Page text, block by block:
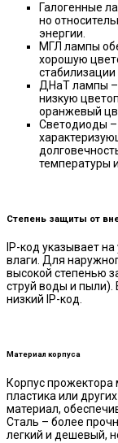
Галогенные
но
энергии.
МГЛ лампы
хорошую
стабилизации
ДНаТ лампы –
низкую
оранжевый
Светодиоды –
температуры
Степень защиты от
IP-код указывает
влаги. Для
высокой степенью
струй воды и пыли).
низкий IP-код.
Материал корпуса
Корпус прожектора
пластика или
материал,
Сталь – более
легкий и дешевый,